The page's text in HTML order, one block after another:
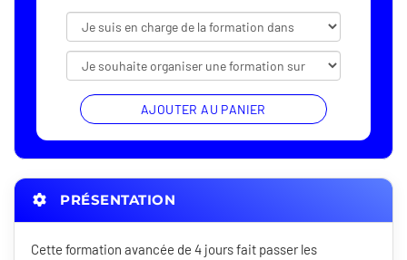
AJOUTER AU PANIER
PRÉSENTATION
Cette formation avancée de 4 jours fait passer les